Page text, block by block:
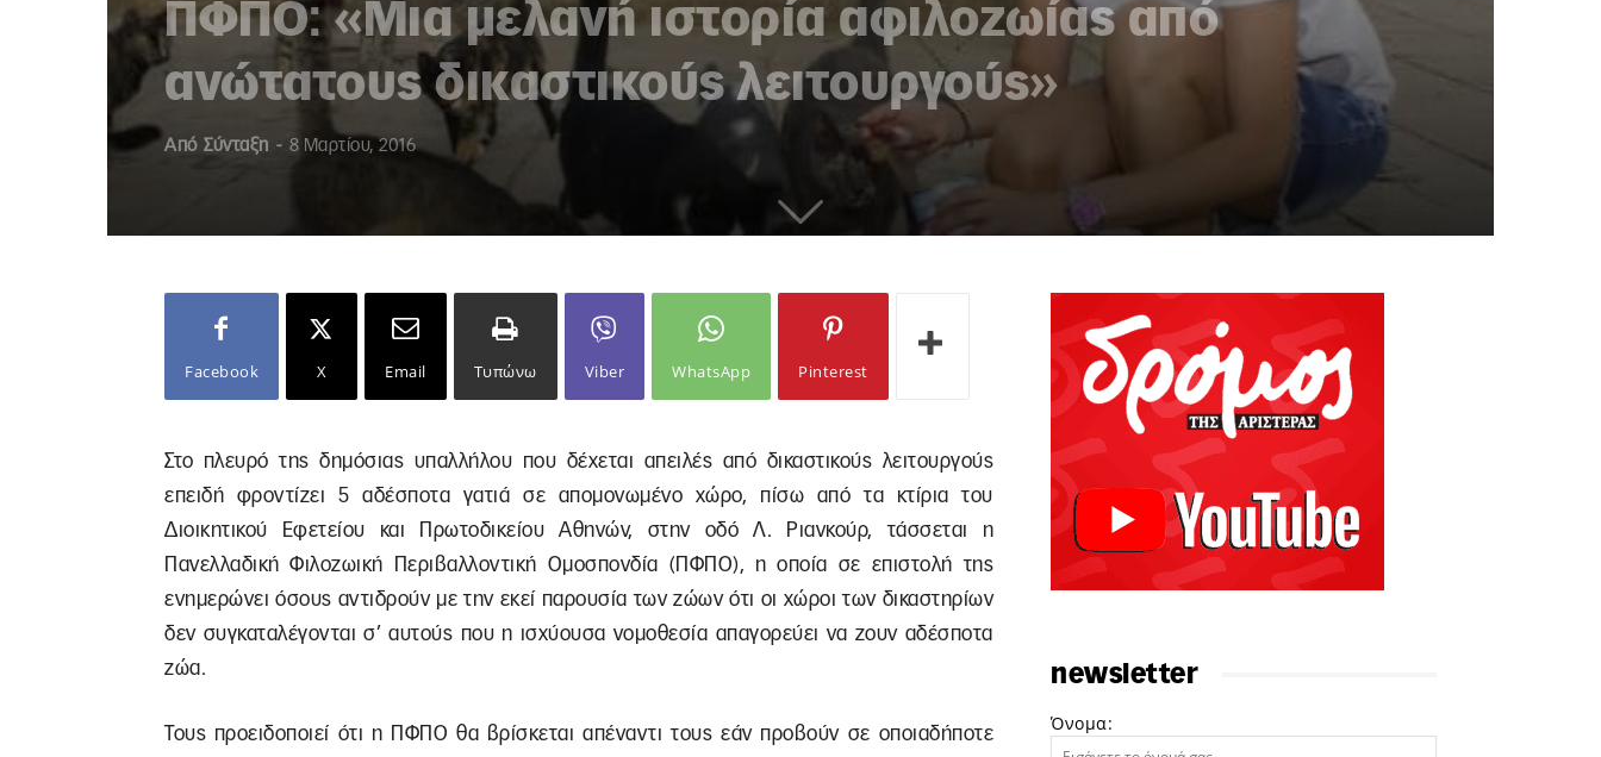
ΠΦΠΟ: «Μια μελανή ιστορία αφιλοζωίας από
ανώτατους δικαστικούς λειτουργούς»
Από Σύνταξη - 8 Μαρτίου, 2016
Facebook X Email Τυπώνω Viber WhatsApp Pinterest
Στο πλευρό της δημόσιας υπαλλήλου που δέχεται απειλές από δικαστικούς λειτουργούς
επειδή φροντίζει 5 αδέσποτα γατιά σε απομονωμένο χώρο, πίσω από τα κτίρια του
Διοικητικού Εφετείου και Πρωτοδικείου Αθηνών, στην οδό Λ. Ριανκούρ, τάσσεται η
Πανελλαδική Φιλοζωική Περιβαλλοντική Ομοσπονδία (ΠΦΠΟ), η οποία σε επιστολή της
ενημερώνει όσους αντιδρούν με την εκεί παρουσία των ζώων ότι οι χώροι των δικαστηρίων
δεν συγκαταλέγονται σ’ αυτούς που η ισχύουσα νομοθεσία απαγορεύει να ζουν αδέσποτα
ζώα.
Τους προειδοποιεί ότι η ΠΦΠΟ θα βρίσκεται απέναντι τους εάν προβούν σε οποιαδήποτε
newsletter
Όνομα: